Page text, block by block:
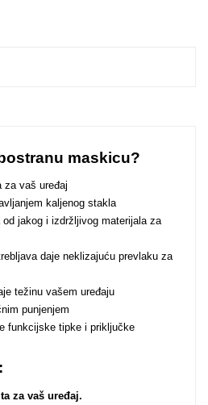
maskicu?
za vaš uređaj
kaljenog stakla
od jakog i izdržljivog materijala za
daje neklizajuću prevlaku za
težinu vašem uređaju
punjenjem
funkcijske tipke i priključke
za vaš uređaj.
Apstraktni motivi
Dječji motivi